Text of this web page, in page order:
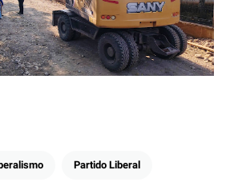
Partido Liberal